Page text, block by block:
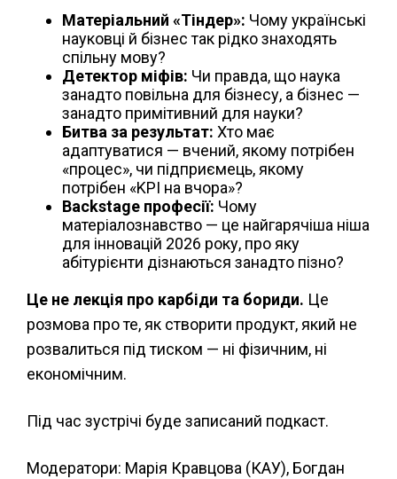
Матеріальний «Тіндер»: Чому українські
науковці й бізнес так рідко знаходять
спільну мову?
Детектор міфів: Чи правда, що наука
занадто повільна для бізнесу, а бізнес —
занадто примітивний для науки?
Битва за результат: Хто має
адаптуватися — вчений, якому потрібен
«процес», чи підприємець, якому
потрібен «KPI на вчора»?
Backstage професії: Чому
матеріалознавство — це найгарячіша ніша
для інновацій 2026 року, про яку
абітурієнти дізнаються занадто пізно?
Це не лекція про карбіди та бориди. Це
розмова про те, як створити продукт, який не
розвалиться під тиском — ні фізичним, ні
економічним.
Під час зустрічі буде записаний подкаст.
Модератори: Марія Кравцова (КАУ), Богдан